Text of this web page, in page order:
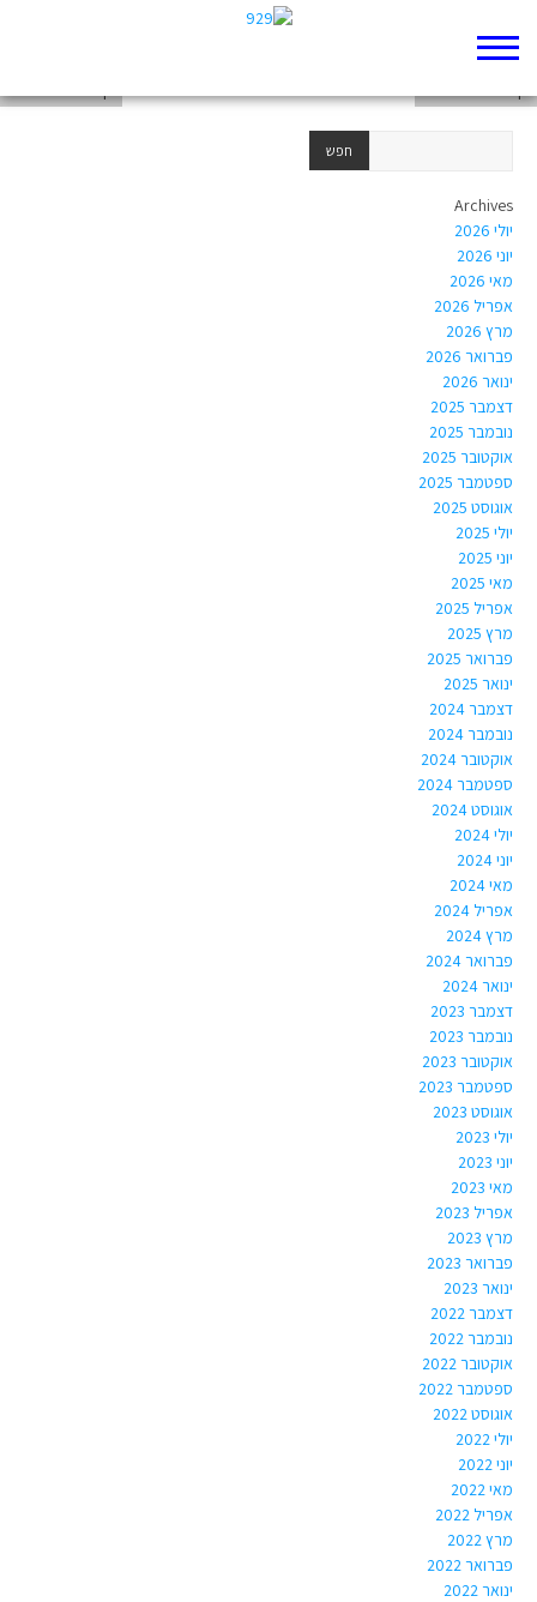
Archives
יולי 2026
יוני 2026
מאי 2026
אפריל 2026
מרץ 2026
פברואר 2026
ינואר 2026
דצמבר 2025
נובמבר 2025
אוקטובר 2025
ספטמבר 2025
אוגוסט 2025
יולי 2025
יוני 2025
מאי 2025
אפריל 2025
מרץ 2025
פברואר 2025
ינואר 2025
דצמבר 2024
נובמבר 2024
אוקטובר 2024
ספטמבר 2024
אוגוסט 2024
יולי 2024
יוני 2024
מאי 2024
אפריל 2024
מרץ 2024
פברואר 2024
ינואר 2024
דצמבר 2023
נובמבר 2023
אוקטובר 2023
ספטמבר 2023
אוגוסט 2023
יולי 2023
יוני 2023
מאי 2023
אפריל 2023
מרץ 2023
פברואר 2023
ינואר 2023
דצמבר 2022
נובמבר 2022
אוקטובר 2022
ספטמבר 2022
אוגוסט 2022
יולי 2022
יוני 2022
מאי 2022
אפריל 2022
מרץ 2022
פברואר 2022
ינואר 2022